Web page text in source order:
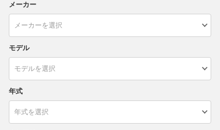
メーカー
モデル
年式